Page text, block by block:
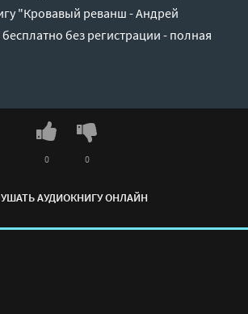
"Кровавый реванш - Андрей
без регистрации - полная
АУДИОКНИГУ ОНЛАЙН
0 0